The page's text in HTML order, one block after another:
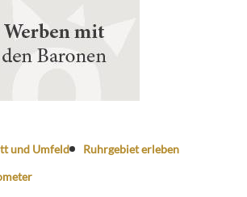
und Umfeld
Ruhrgebiet erleben